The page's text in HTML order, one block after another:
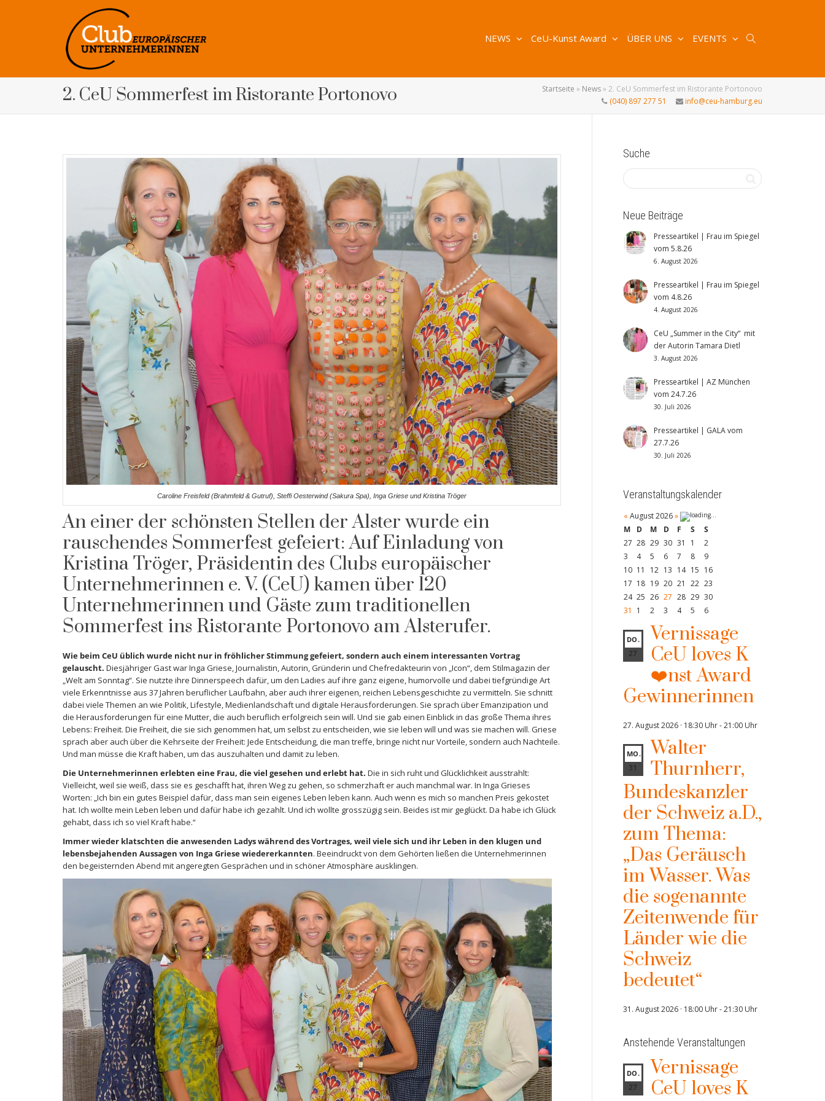
NEWS CeU-Kunst Award ÜBER UNS EVENTS
2. CeU Sommerfest im Ristorante Portonovo Startseite » News» 2. CeU Sommerfest im Ristorante Portonovo
(040) 897 277 51
info@ceu-hamburg.eu
Caroline Freisfeld (Brahmfeld & Gutruf), Steffi Oesterwind (Sakura Spa), Inga Griese und Kristina Tröger
An einer der schönsten Stellen der Alster wurde ein
rauschendes Sommerfest gefeiert: Auf Einladung von
Kristina Tröger, Präsidentin des Clubs europäischer
Unternehmerinnen e. V. (CeU) kamen über 120
Unternehmerinnen und Gäste zum traditionellen
Sommerfest ins Ristorante Portonovo am Alsterufer.
Wie beim CeU üblich wurde nicht nur in fröhlicher Stimmung gefeiert, sondern auch einem interessanten Vortrag
gelauscht. Diesjähriger Gast war Inga Griese, Journalistin, Autorin, Gründerin und Chefredakteurin von „Icon“, dem Stilmagazin der
„Welt am Sonntag“. Sie nutzte ihre Dinnerspeech dafür, um den Ladies auf ihre ganz eigene, humorvolle und dabei tiefgründige Art
viele Erkenntnisse aus 37 Jahren beruflicher Laufbahn, aber auch ihrer eigenen, reichen Lebensgeschichte zu vermitteln. Sie schnitt
dabei viele Themen an wie Politik, Lifestyle, Medienlandschaft und digitale Herausforderungen. Sie sprach über Emanzipation und
die Herausforderungen für eine Mutter, die auch beruflich erfolgreich sein will. Und sie gab einen Einblick in das große Thema ihres
Lebens: Freiheit. Die Freiheit, die sie sich genommen hat, um selbst zu entscheiden, wie sie leben will und was sie machen will. Griese
sprach aber auch über die Kehrseite der Freiheit: Jede Entscheidung, die man treffe, bringe nicht nur Vorteile, sondern auch Nachteile.
Und man müsse die Kraft haben, um das auszuhalten und damit zu leben.
Die Unternehmerinnen erlebten eine Frau, die viel gesehen und erlebt hat. Die in sich ruht und Glücklichkeit ausstrahlt:
Vielleicht, weil sie weiß, dass sie es geschafft hat, ihren Weg zu gehen, so schmerzhaft er auch manchmal war. In Inga Grieses
Worten: „Ich bin ein gutes Beispiel dafür, dass man sein eigenes Leben leben kann. Auch wenn es mich so manchen Preis gekostet
hat. Ich wollte mein Leben leben und dafür habe ich gezahlt. Und ich wollte grosszügig sein. Beides ist mir geglückt. Da habe ich Glück
gehabt, dass ich so viel Kraft habe.“
Immer wieder klatschten die anwesenden Ladys während des Vortrages, weil viele sich und ihr Leben in den klugen und
lebensbejahenden Aussagen von Inga Griese wiedererkannten. Beeindruckt von dem Gehörten ließen die Unternehmerinnen
den begeisternden Abend mit angeregten Gesprächen und in schöner Atmosphäre ausklingen.
Suche
Neue Beiträge
Presseartikel | Frau im Spiegel
vom 5.8.26
6. August 2026
Presseartikel | Frau im Spiegel
vom 4.8.26
4. August 2026
CeU „Summer in the City“ mit
der Autorin Tamara Dietl
3. August 2026
Presseartikel | AZ München
vom 24.7.26
30. Juli 2026
Presseartikel | GALA vom
27.7.26
30. Juli 2026
Veranstaltungskalender
« August 2026 »
M
D M D F S
S
27 28 29 30 31 1
2
3
4 5 6 7 8
9
10 11 12 13 14 15 16
17 18 19 20 21 22 23
24 25 26 27 28 29 30
31
1 2 3 4 5 6
DO.
27
Vernissage
CeU loves K
❤️nst Award
Gewinnerinnen
27. August 2026 · 18:30 Uhr-21:00 Uhr
MO.
31
Walter
Thurnherr,
Bundeskanzler
der Schweiz a.D.,
zum Thema:
„Das Geräusch
im Wasser. Was
die sogenannte
Zeitenwende für
Länder wie die
Schweiz
bedeutet“
31. August 2026 · 18:00 Uhr-21:30 Uhr
Anstehende Veranstaltungen
DO.
27
Vernissage
CeU loves K